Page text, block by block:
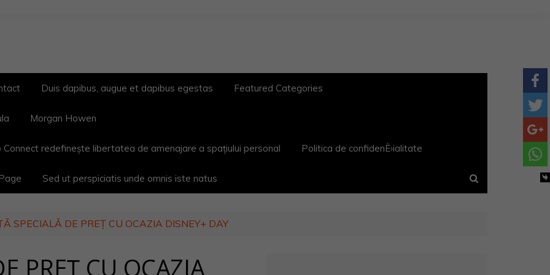
Duis dapibus, augue et dapibus egestas Featured Categories
Morgan Howen
Connect redefinește libertatea de amenajare a spațiului personal Politica de confidenÈ›ialitate
Sed ut perspiciatis unde omnis iste natus
SPECIALĂ DE PREȚ CU OCAZIA DISNEY+ DAY
PREȚ CU OCAZIA